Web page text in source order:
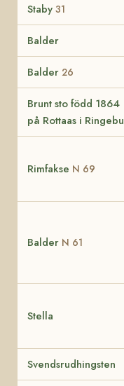
Staby 31
Balder
Balder 26
Brunt sto född 1864
på Rottaas i Ringebu
Rimfakse N 69
Balder N 61
Stella
Svendsrudhingsten